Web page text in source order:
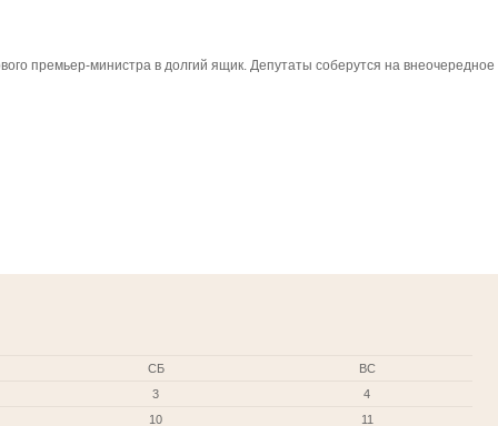
премьер-министра в долгий ящик. Депутаты соберутся на внеочередное
СБ
ВС
3
4
10
11